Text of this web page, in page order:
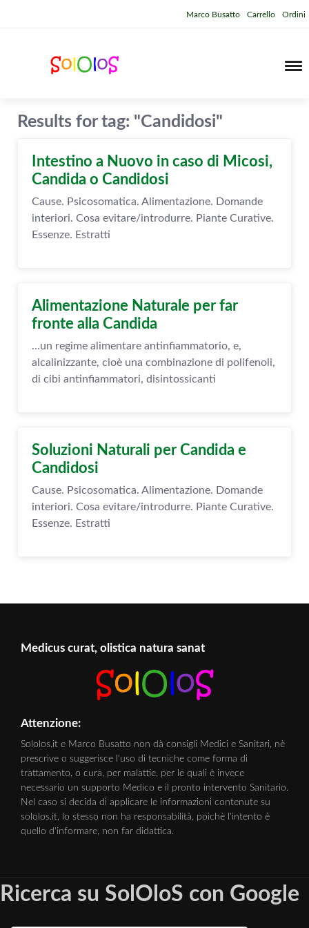
Marco Busatto Carrello Ordini
Results for tag: "Candidosi"
Intestino a Nuovo in caso di Micosi,
Candida o Candidosi
Cause. Psicosomatica. Alimentazione. Domande
interiori. Cosa evitare/introdurre. Piante Curative.
Essenze. Estratti
Alimentazione Naturale per far
fronte alla Candida
...un regime alimentare antinfiammatorio, e,
alcalinizzante, cioè una combinazione di polifenoli,
di cibi antinfiammatori, disintossicanti
Soluzioni Naturali per Candida e
Candidosi
Cause. Psicosomatica. Alimentazione. Domande
interiori. Cosa evitare/introdurre. Piante Curative.
Essenze. Estratti
Medicus curat, olistica natura sanat
Attenzione:
Sololos.it e Marco Busatto non dà consigli Medici e Sanitari, nè
prescrive o suggerisce l'uso di tecniche come forma di
trattamento, o cura, per malattie, per le quali è invece
necessario un supporto Medico e il pronto intervento Sanitario.
Nel caso si decida di applicare le informazioni contenute su
sololos.it, lo stesso non ha responsabilità, poichè l'intento è
quello d'informare, non far didattica.
Ricerca su SolOloS con Google